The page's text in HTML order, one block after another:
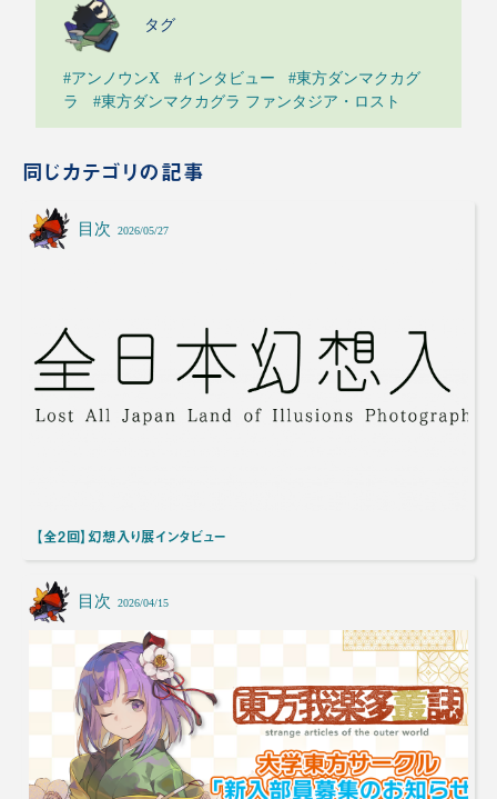
タグ
#アンノウンX #インタビュー
#東方ダンマクカグ
ラ
#東方ダンマクカグラ ファンタジア・ロスト
同じカテゴリの記事
目次 2026/05/27
【全2回】幻想入り展インタビュー
目次 2026/04/15